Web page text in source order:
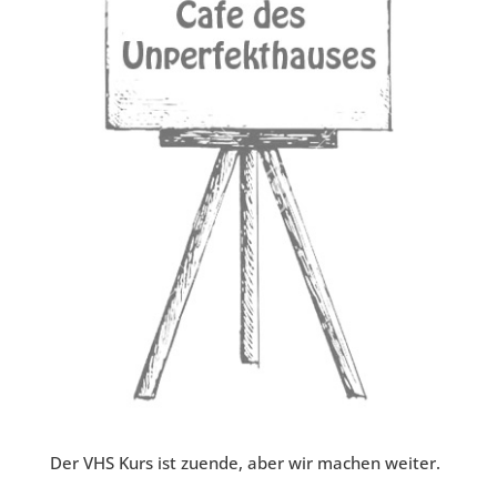
Der VHS Kurs ist zuende, aber wir machen weiter.